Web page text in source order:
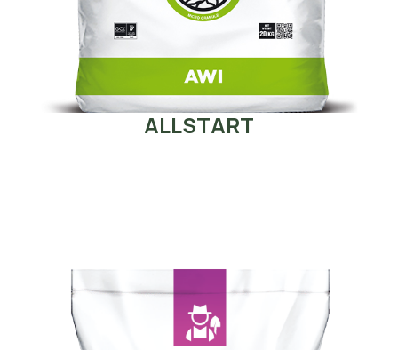
ALLSTART